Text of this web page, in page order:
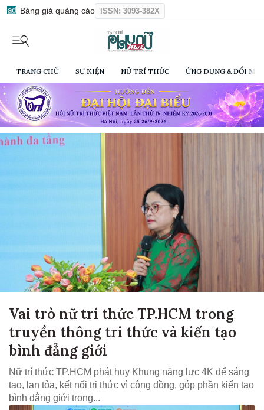
Bảng giá quảng cáo ISSN: 3093-382X
TRANG CHỦ SỰ KIỆN NỮ TRÍ THỨC ỨNG DỤNG & ĐỔI
Vai trò nữ trí thức TP.HCM trong
truyền thông tri thức và kiến tạo
bình đẳng giới
Nữ trí thức TP.HCM phát huy Khung năng lực 4K để sáng
tạo, lan tỏa, kết nối tri thức vì cộng đồng, góp phần kiến tạo
bình đẳng giới trong...